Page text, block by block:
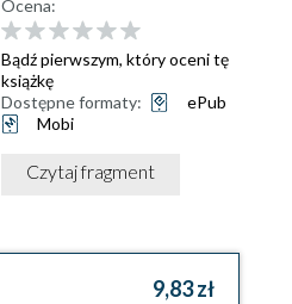
Ocena:
Bądź pierwszym, który oceni tę
książkę
Dostępne formaty:
ePub
Mobi
Czytaj fragment
9,83 zł